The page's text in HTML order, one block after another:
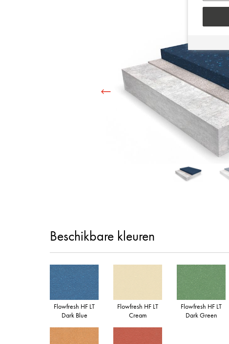
Beschikbare kleuren
Flowfresh HF LT
Dark Blue
Flowfresh HF LT
Cream
Flowfresh HF LT
Dark Green